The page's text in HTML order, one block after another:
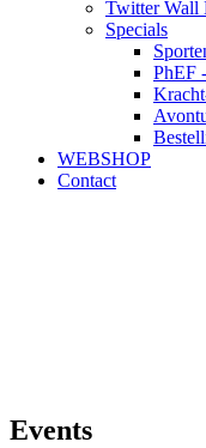
Twitter Wall
Specials
PhEF
WEBSHOP
Contact
Events